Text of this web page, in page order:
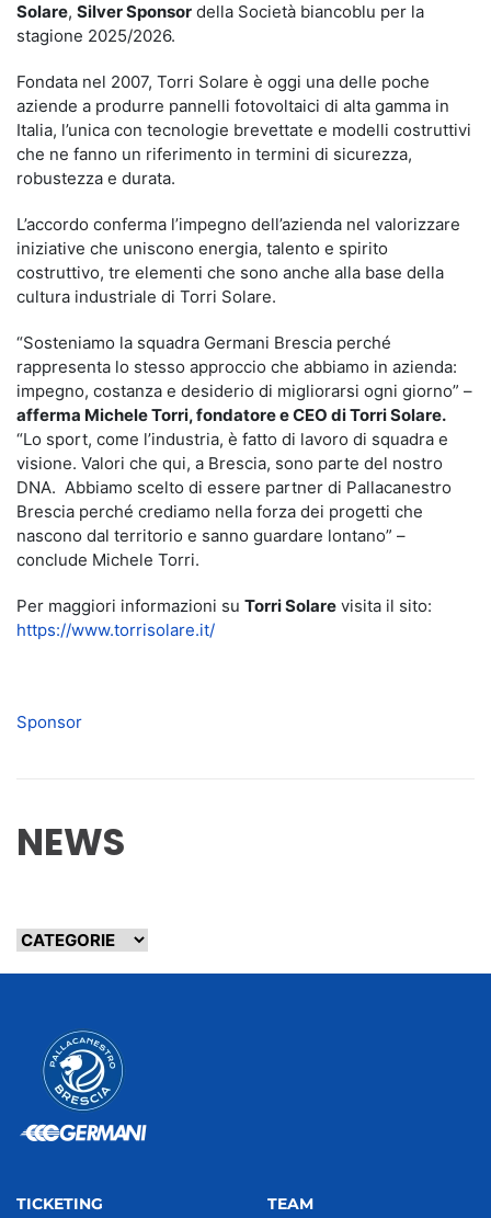
Solare, Silver Sponsor della Società biancoblu per la
stagione 2025/2026.
Fondata nel 2007, Torri Solare è oggi una delle poche
aziende a produrre pannelli fotovoltaici di alta gamma in
Italia, l’unica con tecnologie brevettate e modelli costruttivi
che ne fanno un riferimento in termini di sicurezza,
robustezza e durata.
L’accordo conferma l’impegno dell’azienda nel valorizzare
iniziative che uniscono energia, talento e spirito
costruttivo, tre elementi che sono anche alla base della
cultura industriale di Torri Solare.
“Sosteniamo la squadra Germani Brescia perché
rappresenta lo stesso approccio che abbiamo in azienda:
impegno, costanza e desiderio di migliorarsi ogni giorno” –
afferma Michele Torri, fondatore e CEO di Torri Solare.
“Lo sport, come l’industria, è fatto di lavoro di squadra e
visione. Valori che qui, a Brescia, sono parte del nostro
DNA. Abbiamo scelto di essere partner di Pallacanestro
Brescia perché crediamo nella forza dei progetti che
nascono dal territorio e sanno guardare lontano” –
conclude Michele Torri.
Per maggiori informazioni su Torri Solare visita il sito:
https://www.torrisolare.it/
Sponsor
NEWS
TICKETING TEAM